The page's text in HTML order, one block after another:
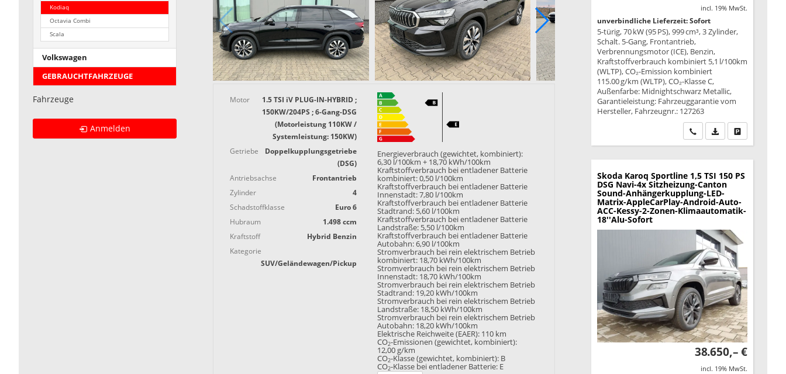
Motor
1.5 TSI iV PLUG-IN-HYBRID ;
150KW/204PS ; 6-Gang-DSG
(Motorleistung 110KW /
Systemleistung: 150KW)
Getriebe
Doppelkupplungsgetriebe
(DSG)
Antriebsachse
Frontantrieb
Zylinder
4
Schadstoffklasse
Euro 6
Hubraum
1.498 ccm
Kraftstoff
Hybrid Benzin
Kategorie
SUV/Geländewagen/Pickup
Energieverbrauch (gewichtet, kombiniert):
6,30 l/100km + 18,70 kWh/100km
Kraftstoffverbrauch bei entladener Batterie
kombiniert: 0,50 l/100km
Kraftstoffverbrauch bei entladener Batterie
Innenstadt: 7,80 l/100km
Kraftstoffverbrauch bei entladener Batterie
Stadtrand: 5,60 l/100km
Kraftstoffverbrauch bei entladener Batterie
Landstraße: 5,50 l/100km
Kraftstoffverbrauch bei entladener Batterie
Autobahn: 6,90 l/100km
Stromverbrauch bei rein elektrischem Betrieb
kombiniert: 18,70 kWh/100km
Stromverbrauch bei rein elektrischem Betrieb
Innenstadt: 18,70 kWh/100km
Stromverbrauch bei rein elektrischem Betrieb
Stadtrand: 19,20 kWh/100km
Stromverbrauch bei rein elektrischem Betrieb
Landstraße: 18,50 kWh/100km
Stromverbrauch bei rein elektrischem Betrieb
Autobahn: 18,20 kWh/100km
Elektrische Reichweite (EAER): 110 km
CO2-Emissionen (gewichtet, kombiniert):
12,00 g/km
CO2-Klasse (gewichtet, kombiniert): B
CO2-Klasse bei entladener Batterie: E
Kodiaq
Octavia Combi
Scala
Volkswagen
GEBRAUCHTFAHRZEUGE
Fahrzeuge
Anmelden
incl. 19% MwSt.
unverbindliche Lieferzeit: Sofort
5-türig, 70 kW (95 PS), 999 cm³, 3 Zylinder,
Schalt. 5-Gang, Frontantrieb,
Verbrennungsmotor (ICE), Benzin,
Kraftstoffverbrauch kombiniert 5,1 l/100km
(WLTP), CO₂-Emission kombiniert
115.00 g/km (WLTP), CO₂-Klasse C,
Außenfarbe: Midnightschwarz Metallic,
Garantieleistung: Fahrzeuggarantie vom
Hersteller, Fahrzeugnr.: 127263
Wir rufen Sie an
PDF-Datei,Drucken,
Skoda Karoq Sportline 1,5 TSI 150 PS
DSG Navi-4x Sitzheizung-Canton
Sound-Anhängerkupplung-LED-
Matrix-AppleCarPlay-Android-Auto-
ACC-Kessy-2-Zonen-Klimaautomatik-
18''Alu-Sofort
38.650,– €
incl. 19% MwSt.